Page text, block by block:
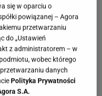
się w oparciu o
powiązanej – Agora
przetwarzaniu
do „Ustawień
z administratorem – w
wobec którego
danych
Polityka Prywatności
S.A.